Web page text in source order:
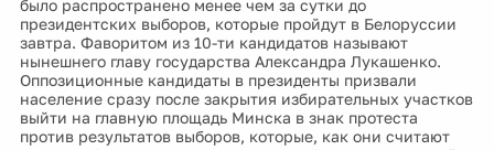
было распространено менее чем за сутки до
президентских выборов, которые пройдут в Белоруссии
завтра. Фаворитом из 10-ти кандидатов называют
нынешнего главу государства Александра Лукашенко.
Оппозиционные кандидаты в президенты призвали
население сразу после закрытия избирательных участков
выйти на главную площадь Минска в знак протеста
против результатов выборов, которые, как они считают